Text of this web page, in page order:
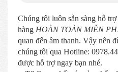
Chúng tôi luôn sẵn sàng hỗ
hàng HOÀN TOÀN MIỄN
quan đến âm thanh. Vậy nên
chúng tôi qua Hotline:
được hỗ trợ ngay bạn nhé.